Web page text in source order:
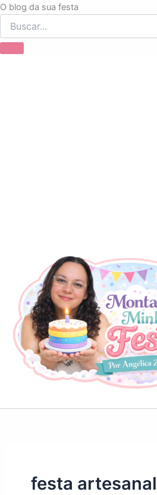
O blog da sua festa
Ir
para
o
festa